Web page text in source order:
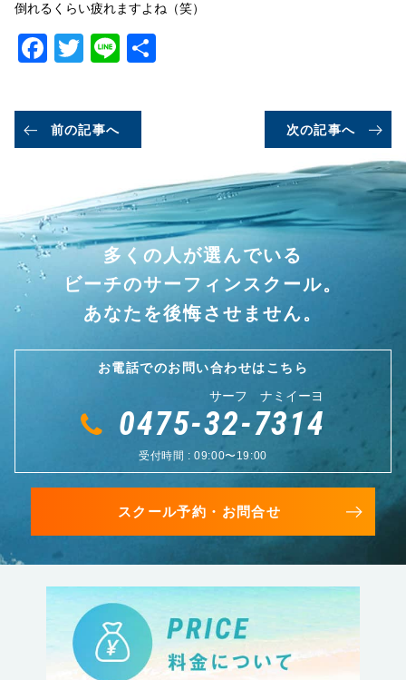
倒れるくらい疲れますよね（笑）
Facebook
Twitter
Line
前の記事へ 次の記事へ
多くの人が選んでいる
ビーチのサーフィンスクール。
あなたを後悔させません。
お電話でのお問い合わせはこちら
サーフ ナミイーヨ
0475-32-7314
受付時間 : 09:00〜19:00
スクール予約・お問合せ